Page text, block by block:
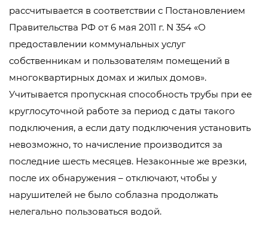
рассчитывается в соответствии с Постановлением
Правительства РФ от 6 мая 2011 г. N 354 «О
предоставлении коммунальных услуг
собственникам и пользователям помещений в
многоквартирных домах и жилых домов».
Учитывается пропускная способность трубы при ее
круглосуточной работе за период с даты такого
подключения, а если дату подключения установить
невозможно, то начисление производится за
последние шесть месяцев. Незаконные же врезки,
после их обнаружения – отключают, чтобы у
нарушителей не было соблазна продолжать
нелегально пользоваться водой.